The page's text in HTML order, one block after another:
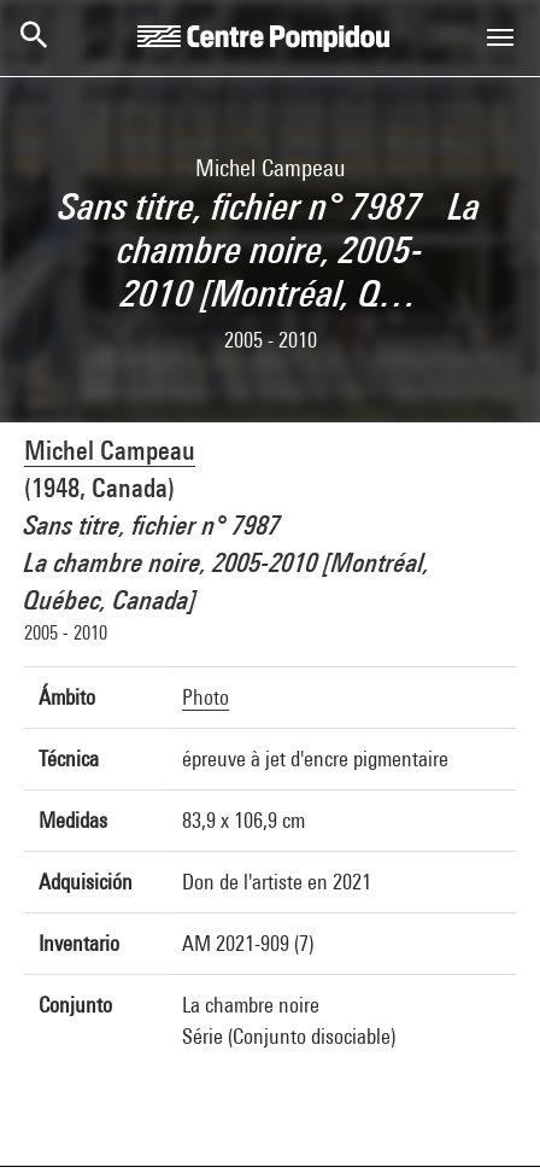
Michel Campeau
Sans titre, fichier n° 7987 La
chambre noire, 2005-
2010 [Montréal, Q…
2005 - 2010
Michel Campeau
(1948, Canada)
Sans titre, fichier n° 7987
La chambre noire, 2005-2010 [Montréal,
Québec, Canada]
2005 - 2010
Ámbito Photo
Técnica épreuve à jet d'encre pigmentaire
Medidas 83,9 x 106,9 cm
Adquisición Don de l'artiste en 2021
Inventario AM 2021-909 (7)
Conjunto
La chambre noire
Série (Conjunto disociable)